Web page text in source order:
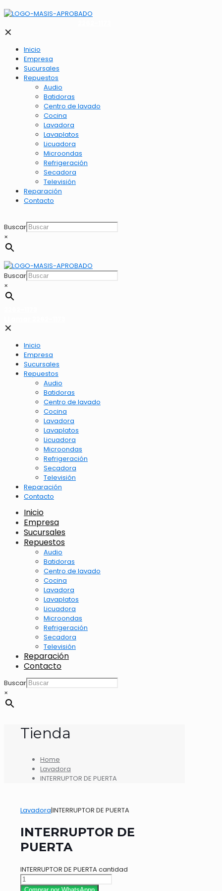
✕
Inicio
Empresa
Sucursales
Repuestos
Audio
Batidoras
Centro de lavado
Cocina
Lavadora
Lavaplatos
Licuadora
Microondas
Refrigeración
Secadora
Televisión
Reparación
Contacto
Buscar
×
Buscar
×
✕
Inicio
Empresa
Sucursales
Repuestos
Audio
Batidoras
Centro de lavado
Cocina
Lavadora
Lavaplatos
Licuadora
Microondas
Refrigeración
Secadora
Televisión
Reparación
Contacto
Inicio
Empresa
Sucursales
Repuestos
Audio
Batidoras
Centro de lavado
Cocina
Lavadora
Lavaplatos
Licuadora
Microondas
Refrigeración
Secadora
Televisión
Reparación
Contacto
Buscar
×
Tienda
Home
Lavadora
INTERRUPTOR DE PUERTA
Lavadora|INTERRUPTOR DE PUERTA
INTERRUPTOR DE
PUERTA
INTERRUPTOR DE PUERTA cantidad